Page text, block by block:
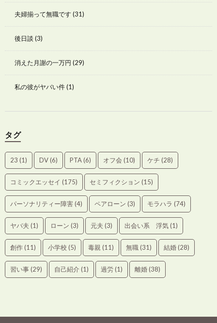
夫婦揃って無職です (31)
後日談 (3)
消えた月謝の一万円 (29)
私の彼がヤバい件(1)
タグ
23 (1) DV(6) PTA(6) オフ会 (10) ケチ (28)
コミックエッセイ (175) セミフィクション (15)
パーソナリティー障害(4) ペアローン (3) モラハラ (74)
ヤバ夫 (1) ローン (3) 元夫 (3) 出会い系 浮気(1)
創作(11) 小学校 (5) 毒親 (11) 無職(31) 結婚(28)
習い事(29) 自己紹介 (1) 過労(1) 離婚(38)